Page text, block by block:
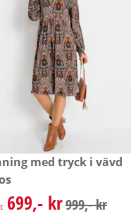
1 099,- kr
1 099,- kr
pris: 699,- kr,
med tryck i vävd
pris: 699,- kr,
699,- kr999,- kr